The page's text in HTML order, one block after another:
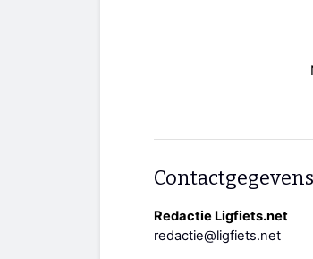
Contactgegevens
Redactie Ligfiets.net
redactie@ligfiets.net